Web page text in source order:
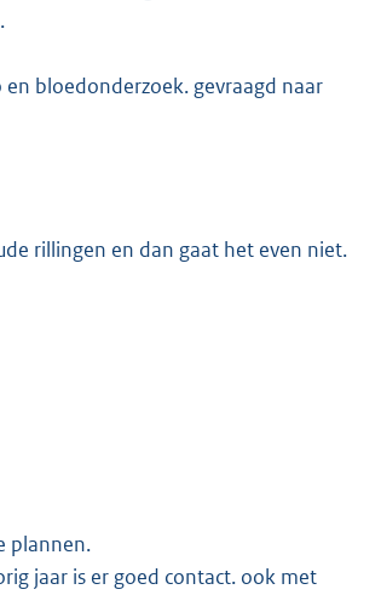
bloedonderzoek. gevraagd naar
rillingen en dan gaat het even niet.
plannen.
jaar is er goed contact. ook met